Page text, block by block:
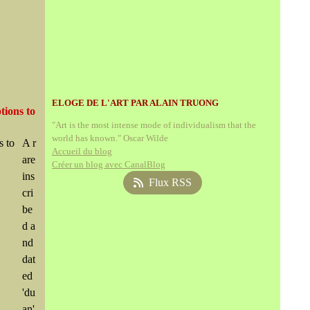
to
A r
are
ins
cri
be
d a
nd
dat
ed
'du
ELOGE DE L'ART PAR ALAIN TRUONG
"Art is the most intense mode of individualism that the
world has known." Oscar Wilde
Accueil du blog
Créer un blog avec CanalBlog
Flux RSS